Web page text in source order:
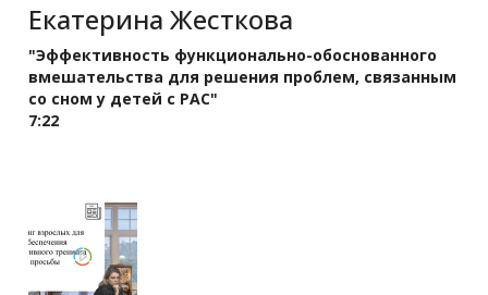
Екатерина Жесткова
"Эффективность функционально-обоснованного
вмешательства для решения проблем, связанным
со сном у детей с РАС"
7:22